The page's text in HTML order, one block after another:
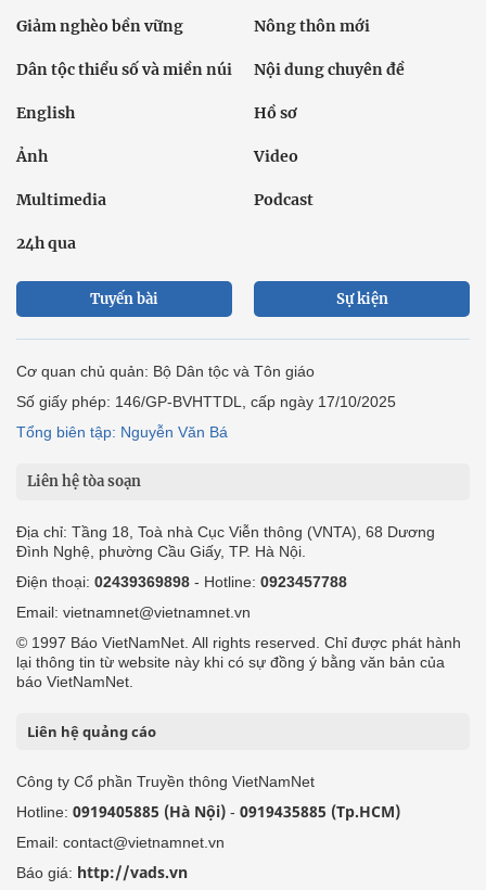
Giảm nghèo bền vững Nông thôn mới
Dân tộc thiểu số và miền núi Nội dung chuyên đề
English Hồ sơ
Ảnh Video
Multimedia Podcast
24h qua
Tuyến bài Sự kiện
Cơ quan chủ quản: Bộ Dân tộc và Tôn giáo
Số giấy phép: 146/GP-BVHTTDL, cấp ngày 17/10/2025
Tổng biên tập: Nguyễn Văn Bá
Liên hệ tòa soạn
Địa chỉ: Tầng 18, Toà nhà Cục Viễn thông (VNTA), 68 Dương
Đình Nghệ, phường Cầu Giấy, TP. Hà Nội.
Điện thoại: 02439369898 - Hotline: 0923457788
Email: vietnamnet@vietnamnet.vn
© 1997 Báo VietNamNet. All rights reserved. Chỉ được phát hành
lại thông tin từ website này khi có sự đồng ý bằng văn bản của
báo VietNamNet.
Liên hệ quảng cáo
Công ty Cổ phần Truyền thông VietNamNet
Hotline: 0919405885 (Hà Nội) - 0919435885 (Tp.HCM)
Email: contact@vietnamnet.vn
Báo giá: http://vads.vn